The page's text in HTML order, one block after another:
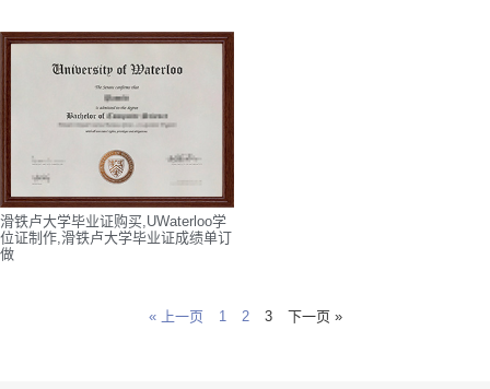
滑铁卢大学毕业证购买,UWaterloo学
位证制作,滑铁卢大学毕业证成绩单订
做
« 上一页 1 2 3 下一页 »